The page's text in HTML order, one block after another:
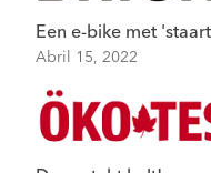
Een e-bike met
Abril 15, 2022